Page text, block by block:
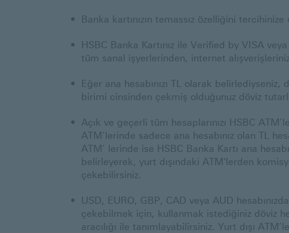
Banka kartınızın temassız özelliğini
HSBC Banka Kartınız ile Verified by VISA
tüm sanal işyerlerinden, internet
Eğer ana hesabınızı TL olarak
birimi cinsinden çekmiş olduğunuz döviz
Açık ve geçerli tüm hesaplarınızı HSBC
ATM’lerinde sadece ana hesabınız olan TL
ATM’ lerinde ise HSBC Banka Kartı ana
belirleyerek, yurt dışındaki ATM'lerden
çekebilirsiniz.
USD, EURO, GBP, CAD veya AUD
çekebilmek için, kullanmak istediğiniz döviz
aracılığı ile tanımlayabilirsiniz. Yurt dışı